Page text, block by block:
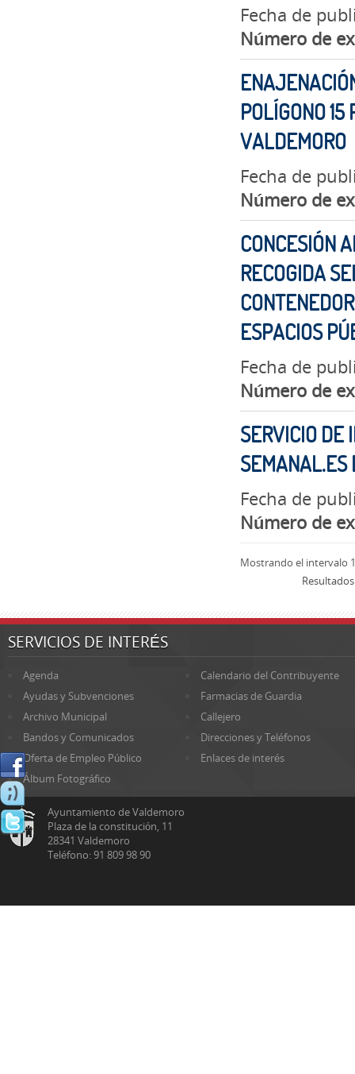
Fecha de
Número de
POLÍGONO
VALDEMORO
Fecha de
Número de
CONCESIÓN
RECOGIDA
ESPACIOS
Fecha de
Número de
SERVICIO DE
SEMANAL.ES
Fecha de
Número de
Mostrando el intervalo
SERVICIOS DE INTERÉS
Agenda
Calendario del Contribuyente
Ayudas y Subvenciones
Farmacias de Guardia
Archivo Municipal
Callejero
Bandos y Comunicados
Direcciones y Teléfonos
Oferta de Empleo Público
Enlaces de interés
Álbum Fotográfico
Ayuntamiento de Valdemoro
Plaza de la constitución, 11
28341 Valdemoro
Teléfono: 91 809 98 90